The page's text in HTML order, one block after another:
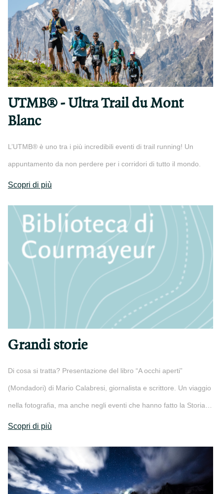
UTMB® - Ultra Trail du Mont
Blanc
L’UTMB® è uno tra i più incredibili eventi di trail running! Un
appuntamento da non perdere per i corridori di tutto il mondo.
Scopri di più
Grandi storie
Di cosa si tratta? Presentazione del libro “A occhi aperti”
(Mondadori) di Mario Calabresi, giornalista e scrittore. Un viaggio
nella fotografia, ma anche negli eventi che hanno fatto la Storia…
Scopri di più